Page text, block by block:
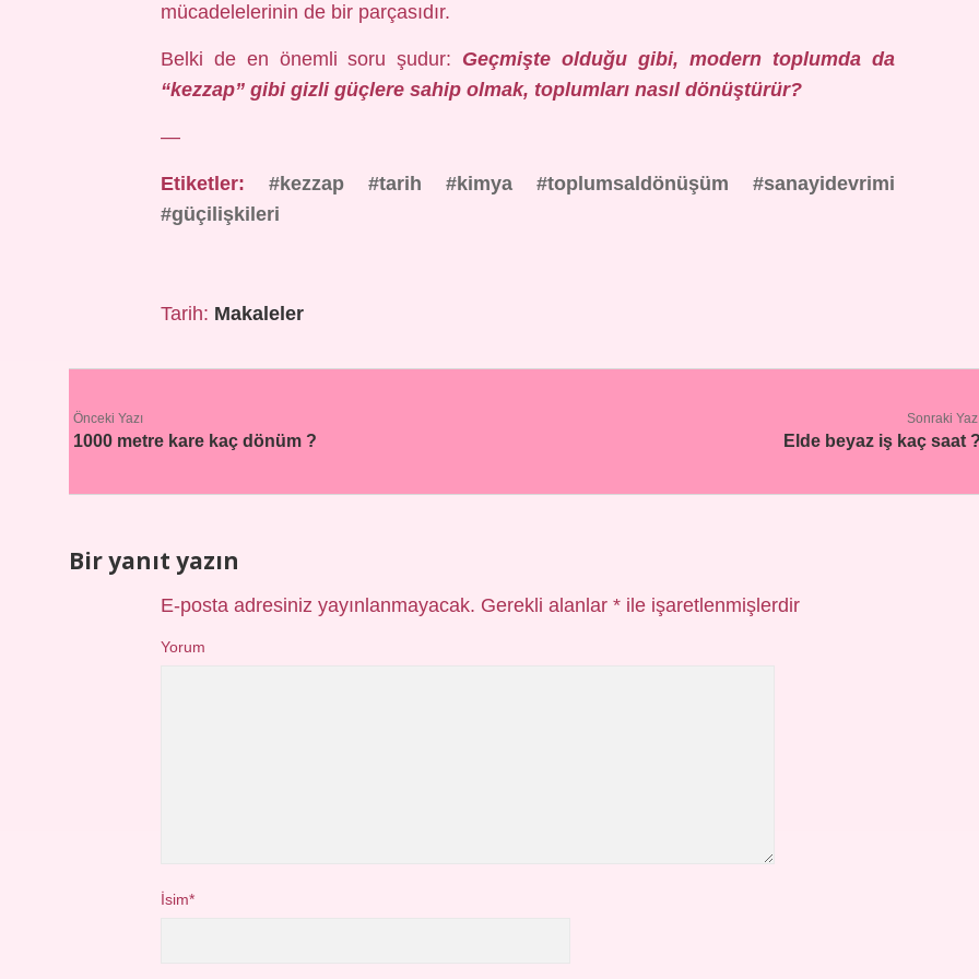
mücadelelerinin de bir parçasıdır.
Belki de en önemli soru şudur: Geçmişte olduğu gibi, modern toplumda da
“kezzap” gibi gizli güçlere sahip olmak, toplumları nasıl dönüştürür?
—
Etiketler: #kezzap #tarih #kimya #toplumsaldönüşüm
#sanayidevrimi
#güçilişkileri
Tarih: Makaleler
Önceki Yazı
1000 metre kare kaç dönüm ?
Sonraki
Elde beyaz iş kaç saat
Bir yanıt yazın
E-posta adresiniz yayınlanmayacak. Gerekli alanlar *ile işaretlenmişlerdir
Yorum
İsim*